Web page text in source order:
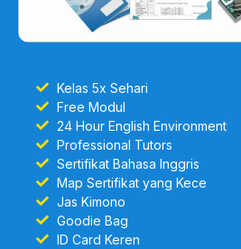
Kelas 5x Sehari
Free Modul
24 Hour English Environment
Professional Tutors
Sertifikat Bahasa Inggris
Map Sertifikat yang Kece
Jas Kimono
Goodie Bag
ID Card Keren